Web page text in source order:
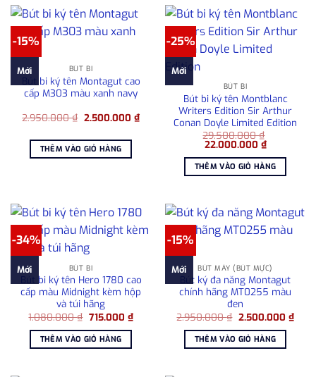
-15%
Mới BÚT BI
Bút bi ký tên Montagut cao
cấp M303 màu xanh navy
2.950.000₫ Giá
2.950.000 ₫.
2.500.000 ₫Giá
THÊM VÀO GIỎ HÀNG
-25%
Mới
BÚT BI
Bút bi ký tên Montblanc
Writers Edition Sir Arthur
Conan Doyle Limited Edition
29.500.000₫
Giá
là:
29.500.000 ₫.
22.000.000 ₫Giá
tại
là:
THÊM VÀO GIỎ HÀNG
-34%
Mới BÚT BI
Bút bi ký tên Hero 1780 cao
cấp màu Midnight kèm hộp
và túi hãng
1.080.000₫ Giá
là:
1.080.000 ₫.
715.000 ₫Giá
hiện
THÊM VÀO GIỎ HÀNG
-15%
Mới BÚT MÁY (BÚT MỰC)
Bút ký đa năng Montagut
chính hãng MT0255 màu
đen
2.950.000₫ Giá
là:
2.950.000 ₫.
2.500.000 ₫Giá
hiện
THÊM VÀO GIỎ HÀNG